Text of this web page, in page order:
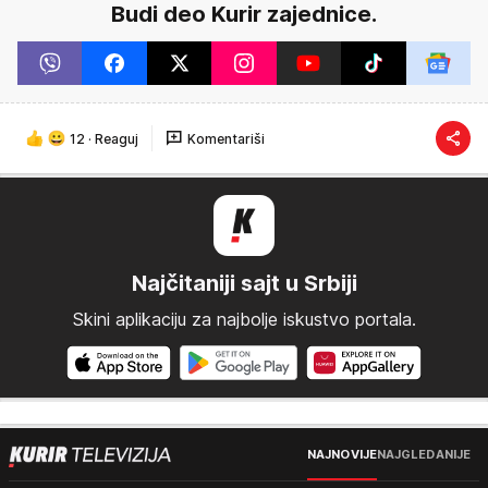
Budi deo Kurir zajednice.
12 · Reaguj Komentariši
Najčitaniji sajt u Srbiji
Skini aplikaciju za najbolje iskustvo portala.
NAJNOVIJENAJGLEDANIJE